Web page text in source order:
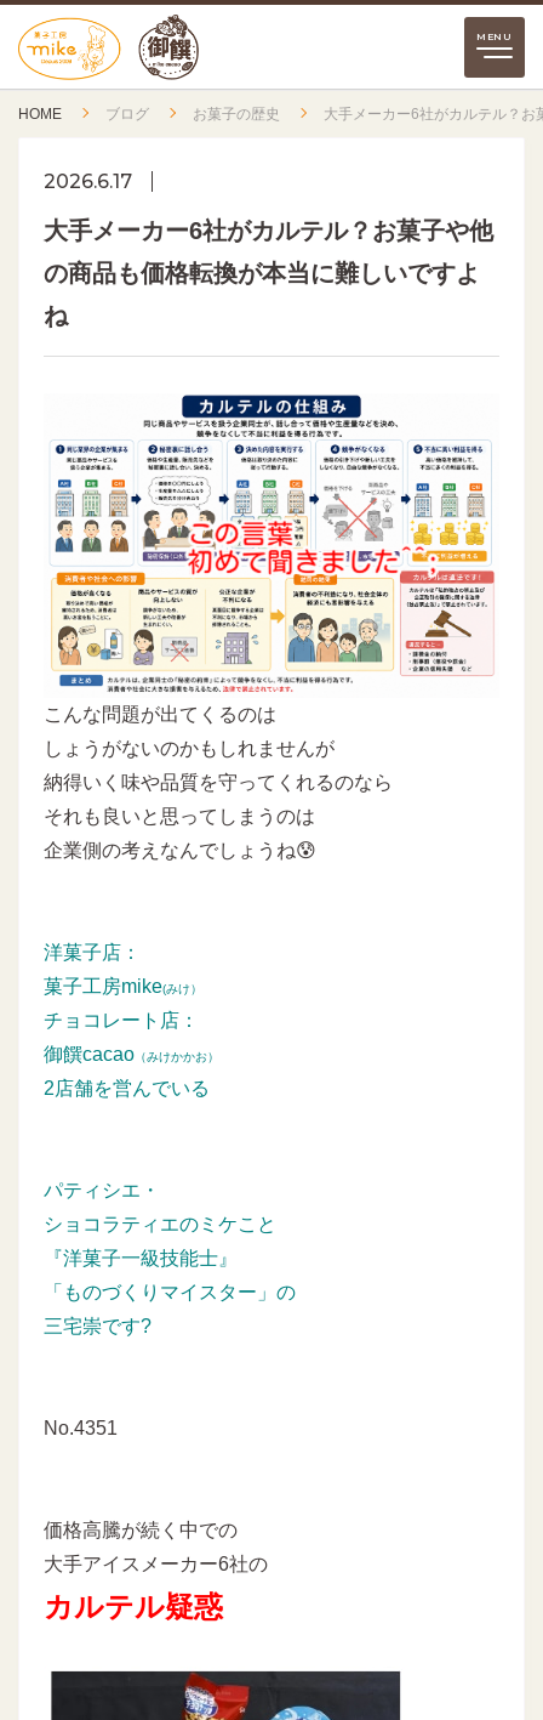
HOME ブログ お菓子の歴史 大手メーカー6社がカルテル？
2026.6.17
大手メーカー6社がカルテル？お菓子や他
の商品も価格転換が本当に難しいですよ
ね
こんな問題が出てくるのは
しょうがないのかもしれませんが
納得いく味や品質を守ってくれるのなら
それも良いと思ってしまうのは
企業側の考えなんでしょうね😰
洋菓子店：
菓子工房mike(みけ）
チョコレート店：
御饌cacao （みけかかお）
2店舗を営んでいる
パティシエ・
ショコラティエのミケこと
『洋菓子一級技能士』
「ものづくりマイスター」の
三宅崇です?
No.4351
価格高騰が続く中での
大手アイスメーカー6社の
カルテル疑惑